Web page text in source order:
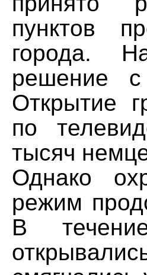
пунктов
города.
решение с
Открытие
по
тысяч
Однако
режим
В